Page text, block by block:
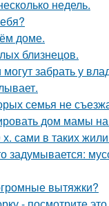
недель.
доме.
близнецов.
забрать у
семья не
дом мамы
сами в таких
задумывается:
вытяжки?